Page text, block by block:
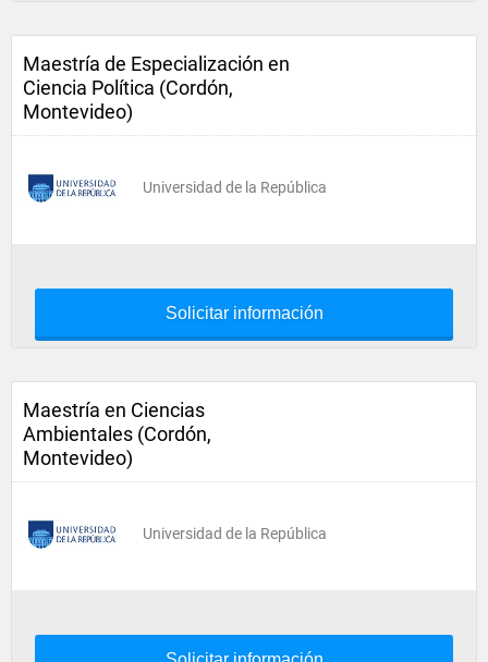
Maestría de Especialización en
Ciencia Política (Cordón,
Montevideo)
Universidad de la República
Solicitar información
Maestría en Ciencias
Ambientales (Cordón,
Montevideo)
Universidad de la República